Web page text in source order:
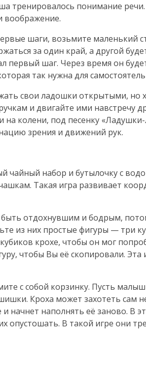
тренировалось понимание речи.
воображение.
шаги, возьмите маленький
за один край, а другой
первый шаг. Через время он
так нужна для
свои ладошки открытыми, но
и двигайте ими навстречу
на колени, под песенку «
зрения и движений рук.
чайный набор и бутылочку с
Такая игра развивает
отдохнувшим и бодрым,
из них простые фигуры — три
крохе, чтобы он мог
чтобы Вы её скопировали.
с собой корзинку. Пусть
Кроха может захотеть сам
начнет наполнять её заново. В
опустошать. В такой игре они